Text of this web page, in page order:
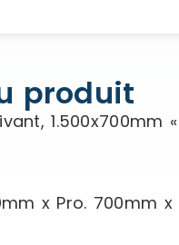
produit
1.500x700mm «
x Pro. 700mm